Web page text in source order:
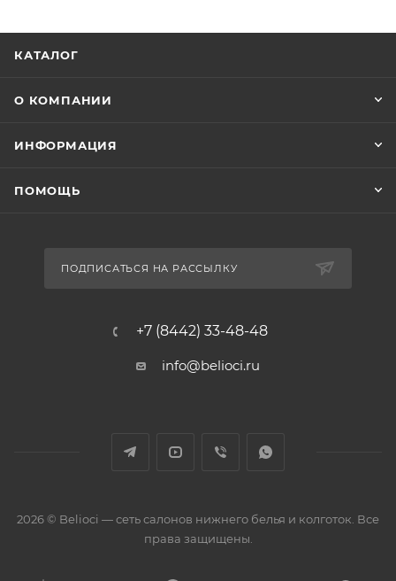
КАТАЛОГ
О КОМПАНИИ
ИНФОРМАЦИЯ
ПОМОЩЬ
ПОДПИСАТЬСЯ НА РАССЫЛКУ
+7 (8442) 33-48-48
info@belioci.ru
2026 © Belioci — сеть салонов нижнего белья и колготок. Все
права защищены.